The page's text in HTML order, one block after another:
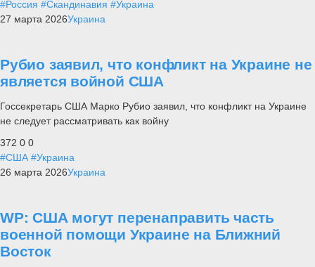
#Россия #Скандинавия #Украина
27 марта 2026Украина
Рубио заявил, что конфликт на Украине не
является войной США
Госсекретарь США Марко Рубио заявил, что конфликт на Украине
не следует рассматривать как войну
372 0 0
#США #Украина
26 марта 2026Украина
WP: США могут перенаправить часть
военной помощи Украине на Ближний
Восток